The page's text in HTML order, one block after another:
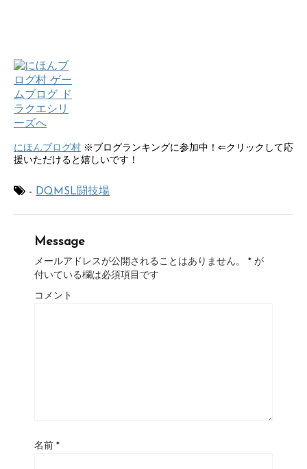
にほんブログ村 ※ブログランキングに参加中！⇐クリックして応
援いただけると嬉しいです！
- DQMSL闘技場
Message
メールアドレスが公開されることはありません。 * が
付いている欄は必須項目です
コメント
名前 *